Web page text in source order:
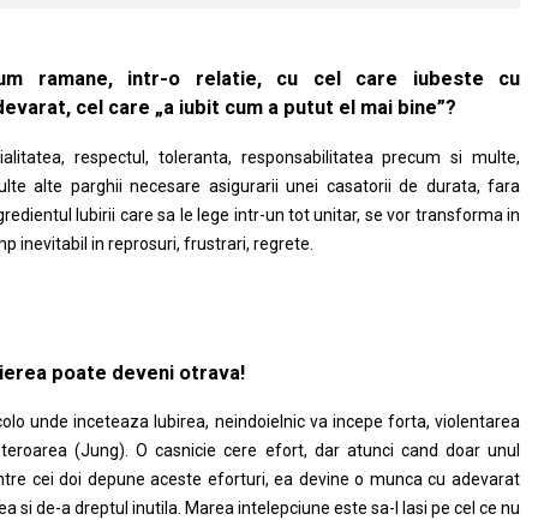
ramane, intr-o relatie, cu cel care iubeste cu
cel care „a iubit cum a putut el mai bine”?
respectul, toleranta, responsabilitatea precum si multe,
alte parghii necesare asigurarii unei casatorii de durata, fara
Iubirii care sa le lege intr-un tot unitar, se vor transforma in
inevitabil in reprosuri, frustrari, regrete.
poate deveni otrava!
unde inceteaza Iubirea, neindoielnic va incepe forta, violentarea
(Jung). O casnicie cere efort, dar atunci cand doar unul
cei doi depune aceste eforturi, ea devine o munca cu adevarat
si de-a dreptul inutila. Marea intelepciune este sa-l lasi pe cel ce nu